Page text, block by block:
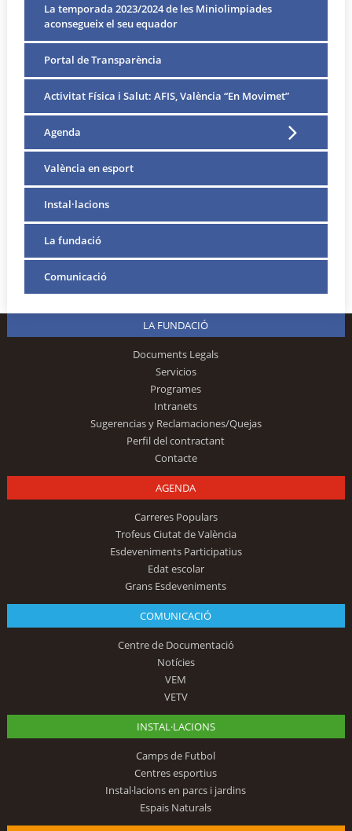
La temporada 2023/2024 de les Miniolimpiades
aconsegueix el seu equador
Portal de Transparència
Activitat Física i Salut: AFIS, València “En Movimet”
Agenda
València en esport
Instal·lacions
La fundació
Comunicació
LA FUNDACIÓ
Documents Legals
Servicios
Programes
Intranets
Sugerencias y Reclamaciones/Quejas
Perfil del contractant
Contacte
AGENDA
Carreres Populars
Trofeus Ciutat de València
Esdeveniments Participatius
Edat escolar
Grans Esdeveniments
COMUNICACIÓ
Centre de Documentació
Notícies
VEM
VETV
INSTAL·LACIONS
Camps de Futbol
Centres esportius
Instal·lacions en parcs i jardins
Espais Naturals